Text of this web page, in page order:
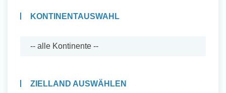
Initiativbewerbung
KONTINENTAUSWAHL
ZIELLAND AUSWÄHLEN